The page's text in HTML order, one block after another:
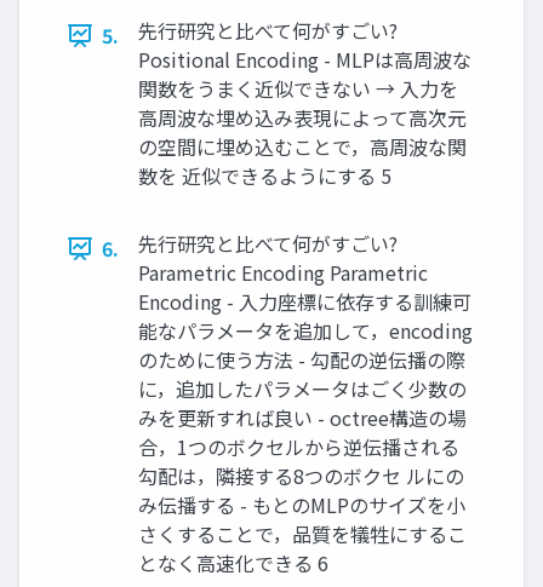
5.
先行研究と比べて何がすごい?
Positional Encoding - MLPは高周波な
関数をうまく近似できない → 入力を
高周波な埋め込み表現によって高次元
の空間に埋め込むことで，高周波な関
数を 近似できるようにする 5
6.
先行研究と比べて何がすごい?
Parametric Encoding Parametric
Encoding - 入力座標に依存する訓練可
能なパラメータを追加して，encoding
のために使う方法 - 勾配の逆伝播の際
に，追加したパラメータはごく少数の
みを更新すれば良い - octree構造の場
合，1つのボクセルから逆伝播される
勾配は，隣接する8つのボクセ ルにの
み伝播する - もとのMLPのサイズを小
さくすることで，品質を犠牲にするこ
となく高速化できる 6